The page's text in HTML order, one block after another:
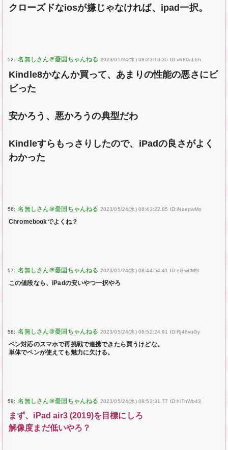
クローズドなiosが嫌じゃなければ、ipad一択。
52: 2023/05/24(水) 08:23:16.36 ID:v680aL6h
Kindle8かなんか買って、あまりの性能の悪さにビ
ビった
安かろう、悪かろうの典型だわ
Kindleすらもっさりしたので、iPadの良さがよく
わかった
56: 2023/05/24(水) 08:43:22.85 ID:iNaepwMo
Chromebookでよくね？
57: 2023/05/24(水) 08:44:54.41 ID:eGwtIM9t
この値段なら、iPadの安いやつ一択やろ
58: 2023/05/24(水) 08:52:24.91 ID:Rj48vuGy
ペン対応のスマホで再挑戦で連携できたら買うけどな。
単体でペンが使えても魅力に欠ける。
59: 2023/05/24(水) 08:53:31.77 ID:hiTnWb43
まず、iPad air3 (2019)を目標にしろ
解像度まだ低いやろ？